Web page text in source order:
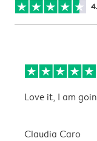
Love it, I am
Claudia Caro